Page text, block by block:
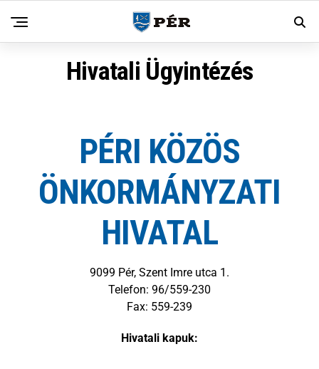
Hivatali Ügyintézés
PÉRI KÖZÖS
ÖNKORMÁNYZATI
HIVATAL
9099 Pér, Szent Imre utca 1.
Telefon: 96/559-230
Fax: 559-239
Hivatali kapuk: